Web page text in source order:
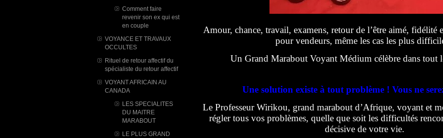
Comment faire
revenir son ex qui est
en couple
VOYANCE ET TRAVAUX
OCCULTES
Rituel de retour affectif du
spécialiste du retour affectif
VOYANT AFRICAIN AU
CANADA
LES SPECIALITES
DU MAITRE
MARABOUT
LE PLUS GRAND
Amour, chance, travail, examens, retour de l’être aimé, fidélité
pour vendeurs, même les cas les plus
Un Grand Marabout Voyant Médium célèbre dans tout
Une solution existe à tout problème ! Vous ne
Le Professeur Wirikou, grand marabout d’Afrique, voyant et
régler tous vos problèmes, quelle que soit les difficultés
décisive de votre vie.